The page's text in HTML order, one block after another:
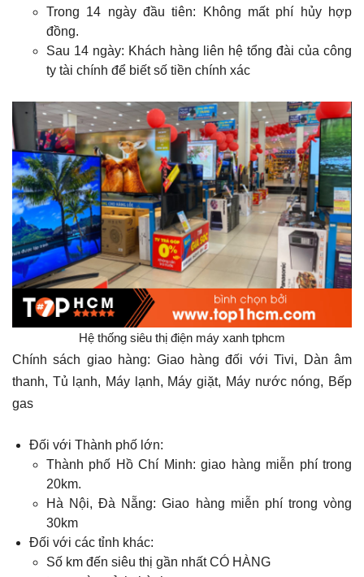
Trong 14 ngày đầu tiên: Không mất phí hủy hợp
đồng.
Sau 14 ngày: Khách hàng liên hệ tổng đài của công
ty tài chính để biết số tiền chính xác
Hệ thống siêu thị điện máy xanh tphcm
Chính sách giao hàng: Giao hàng đối với Tivi, Dàn âm
thanh, Tủ lạnh, Máy lạnh, Máy giặt, Máy nước nóng, Bếp
gas
Đối với Thành phố lớn:
Thành phố Hồ Chí Minh: giao hàng miễn phí trong
20km.
Hà Nội, Đà Nẵng: Giao hàng miễn phí trong vòng
30km
Đối với các tỉnh khác:
Số km đến siêu thị gần nhất CÓ HÀNG